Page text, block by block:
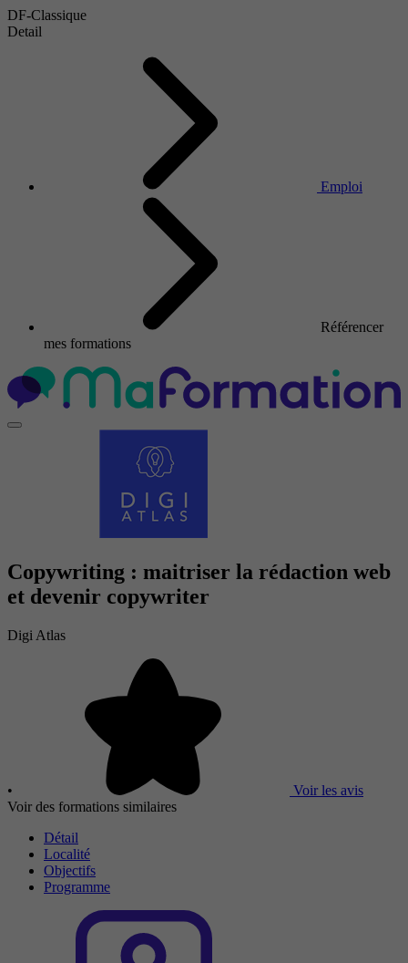
DF-Classique
Detail
Emploi
Référencer
mes formations
Copywriting : maitriser la rédaction web
et devenir copywriter
Digi Atlas
•
Voir les avis
Voir des formations similaires
Détail
Localité
Objectifs
Programme